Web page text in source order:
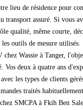
lieu de résidence pour
transport assuré. Si vous
qualité, même courte,
outils de mesure utilisés.
chez Wassie à Tanger,
Vos deux à quatre ans
les types de clients
traités habituellement.
SMCPA à Fkih Ben